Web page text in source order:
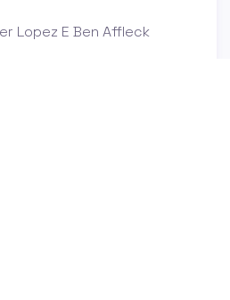
Lopez E Ben Affleck